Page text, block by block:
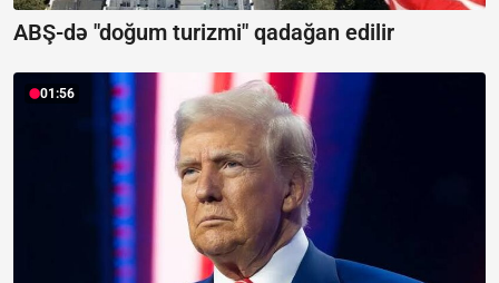
ABŞ-də "doğum turizmi" qadağan edilir
01:56